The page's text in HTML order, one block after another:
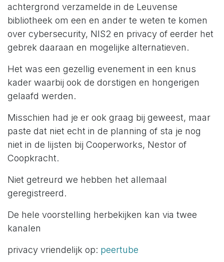
achtergrond verzamelde in de Leuvense
bibliotheek om een en ander te weten te komen
over cybersecurity, NIS2 en privacy of eerder het
gebrek daaraan en mogelijke alternatieven.
Het was een gezellig evenement in een knus
kader waarbij ook de dorstigen en hongerigen
gelaafd werden.
Misschien had je er ook graag bij geweest, maar
paste dat niet echt in de planning of sta je nog
niet in de lijsten bij Cooperworks, Nestor of
Coopkracht.
Niet getreurd we hebben het allemaal
geregistreerd.
De hele voorstelling herbekijken kan via twee
kanalen
​privacy vriendelijk op: peertube